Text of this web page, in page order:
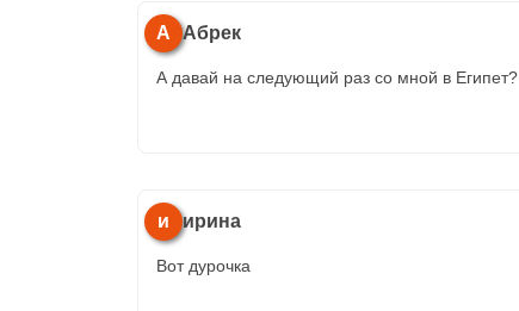
А Абрек
А давай на следующий раз со мной в Египет?
и ирина
Вот дурочка